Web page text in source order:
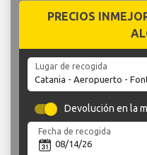
PRECIOS
Lugar de recogida
Devolución en la
Fecha de recogida